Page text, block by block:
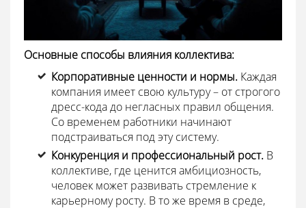
Основные способы влияния коллектива:
Корпоративные ценности и нормы. Каждая
компания имеет свою культуру – от строгого
дресс-кода до негласных правил общения.
Со временем работники начинают
подстраиваться под эту систему.
Конкуренция и профессиональный рост. В
коллективе, где ценится амбициозность,
человек может развивать стремление к
карьерному росту. В то же время в среде,